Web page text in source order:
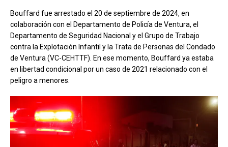
Bouffard fue arrestado el 20 de septiembre de 2024, en
colaboración con el Departamento de Policía de Ventura, el
Departamento de Seguridad Nacional y el Grupo de Trabajo
contra la Explotación Infantil y la Trata de Personas del Condado
de Ventura (VC-CEHTTF). En ese momento, Bouffard ya estaba
en libertad condicional por un caso de 2021 relacionado con el
peligro a menores.